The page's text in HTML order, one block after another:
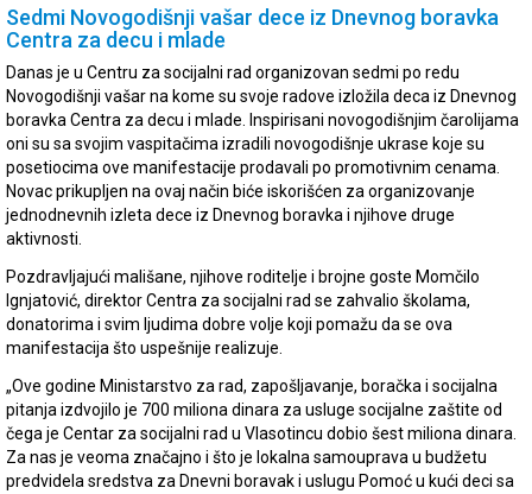
Sedmi Novogodišnji vašar dece iz Dnevnog boravka
Centra za decu i mlade
Danas je u Centru za socijalni rad organizovan sedmi po redu
Novogodišnji vašar na kome su svoje radove izložila deca iz Dnevnog
boravka Centra za decu i mlade. Inspirisani novogodišnjim čarolijama
oni su sa svojim vaspitačima izradili novogodišnje ukrase koje su
posetiocima ove manifestacije prodavali po promotivnim cenama.
Novac prikupljen na ovaj način biće iskorišćen za organizovanje
jednodnevnih izleta dece iz Dnevnog boravka i njihove druge
aktivnosti.
Pozdravljajući mališane, njihove roditelje i brojne goste Momčilo
Ignjatović, direktor Centra za socijalni rad se zahvalio školama,
donatorima i svim ljudima dobre volje koji pomažu da se ova
manifestacija što uspešnije realizuje.
„Ove godine Ministarstvo za rad, zapošljavanje, boračka i socijalna
pitanja izdvojilo je 700 miliona dinara za usluge socijalne zaštite od
čega je Centar za socijalni rad u Vlasotincu dobio šest miliona dinara.
Za nas je veoma značajno i što je lokalna samouprava u budžetu
predvidela sredstva za Dnevni boravak i uslugu Pomoć u kući deci sa